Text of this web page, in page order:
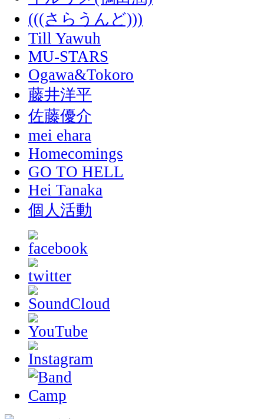
(((さらうんど)))
Till Yawuh
MU-STARS
Ogawa&Tokoro
藤井洋平
佐藤優介
mei ehara
Homecomings
GO TO HELL
Hei Tanaka
個人活動